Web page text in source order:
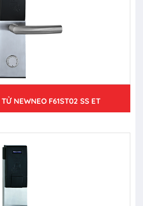
NEWNEO F61ST02 SS ET